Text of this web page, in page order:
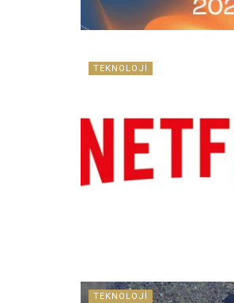
TEKNOLOJI
TEKNOLOJI